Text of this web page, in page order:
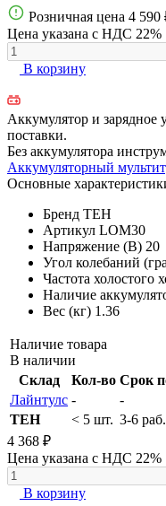
Розничная цена 4 590
Цена указана с НДС 22%
В корзину
Аккумулятор и зарядное
поставки.
Без аккумулятора
Аккумуляторный
Основные
Бренд TEH
Артикул LOM30
Напряжение (В) 20
Угол колебаний
Частота холостого
Наличие
Вес (кг) 1.36
Наличие товара
В наличии
Склад
Кол-во Срок
Лайнтулс -
-
TEH
< 5 шт. 3-6
4 368 ₽
Цена указана с НДС 22%
В корзину